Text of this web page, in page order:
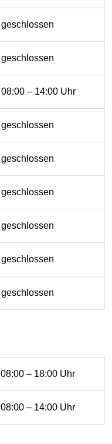
geschlossen
geschlossen
08:00 – 14:00 Uhr
geschlossen
geschlossen
geschlossen
geschlossen
geschlossen
geschlossen
08:00 – 18:00 Uhr
08:00 – 14:00 Uhr